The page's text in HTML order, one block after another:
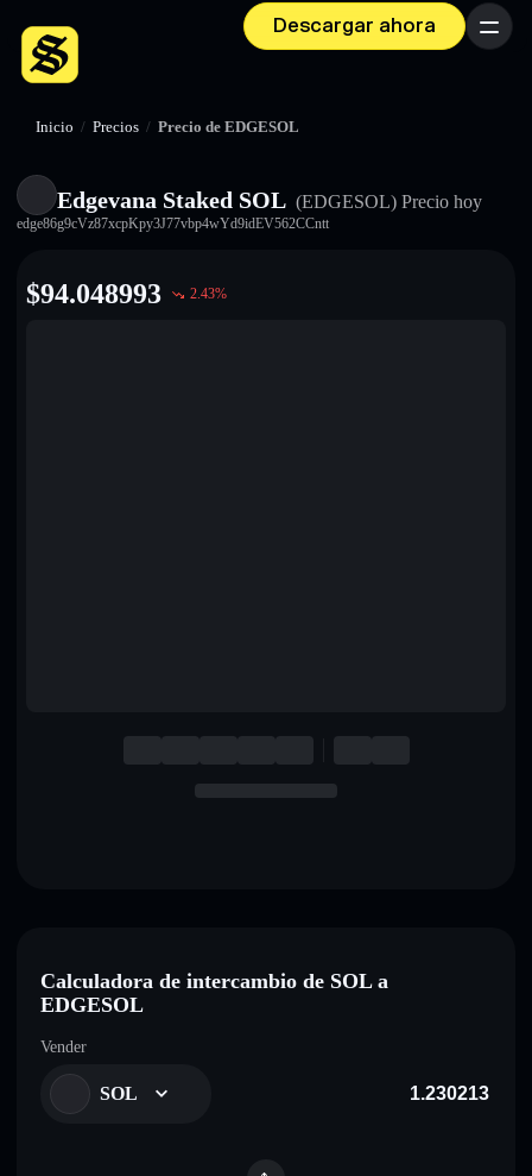
Descargar ahora Menú
Inicio / Precios / Precio de EDGESOL
Edgevana Staked SOL (EDGESOL) Precio hoy
edge86g9cVz87xcpKpy3J77vbp4wYd9idEV562CCntt
$94.048993 2.43%
Calculadora de intercambio de SOL a
EDGESOL
Vender
SOL